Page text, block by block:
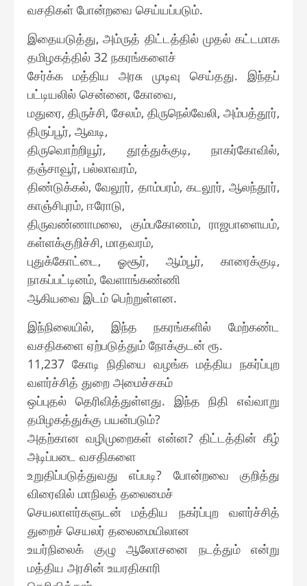
வசதிகள் போன்றவை செய்யப்படும்.
இதையடுத்து, அம்ருத் திட்டத்தில் முதல் கட்டமாக
தமிழகத்தில் 32 நகரங்களைச்
சேர்க்க மத்திய அரசு முடிவு செய்தது. இந்தப்
பட்டியலில் சென்னை, கோவை,
மதுரை, திருச்சி, சேலம், திருநெல்வேலி, அம்பத்தூர்,
திருப்பூர், ஆவடி,
திருவொற்றியூர், தூத்துக்குடி, நாகர்கோவில்,
தஞ்சாவூர், பல்லாவரம்,
திண்டுக்கல், வேலூர், தாம்பரம், கடலூர், ஆலந்தூர்,
காஞ்சிபுரம், ஈரோடு,
திருவண்ணாமலை, கும்பகோணம், ராஜபாளையம்,
கள்ளக்குறிச்சி, மாதவரம்,
புதுக்கோட்டை, ஓசூர், ஆம்பூர், காரைக்குடி,
நாகப்பட்டினம், வேளாங்கண்ணி
ஆகியவை இடம் பெற்றுள்ளன.
இந்நிலையில், இந்த நகரங்களில் மேற்கண்ட
வசதிகளை ஏற்படுத்தும் நோக்குடன் ரூ.
11,237 கோடி நிதியை வழங்க மத்திய நகர்ப்புற
வளர்ச்சித் துறை அமைச்சகம்
ஒப்புதல் தெரிவித்துள்ளது. இந்த நிதி எவ்வாறு
தமிழகத்துக்கு பயன்படும்?
அதற்கான வழிமுறைகள் என்ன? திட்டத்தின் கீழ்
அடிப்படை வசதிகளை
உறுதிப்படுத்துவது எப்படி? போன்றவை குறித்து
விரைவில் மாநிலத் தலைமைச்
செயலாளர்களுடன் மத்திய நகர்ப்புற வளர்ச்சித்
துறைச் செயலர் தலைமையிலான
உயர்நிலைக் குழு ஆலோசனை நடத்தும் என்று
மத்திய அரசின் உயரதிகாரி